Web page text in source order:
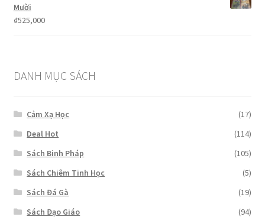
Mười
₫525,000
DANH MỤC SÁCH
Cảm Xạ Học
(17)
Deal Hot
(114)
Sách Binh Pháp
(105)
Sách Chiêm Tinh Học
(5)
Sách Đá Gà
(19)
Sách Đạo Giáo
(94)